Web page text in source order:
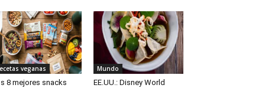
veganas
8 mejores snacks
Mundo
EE.UU.: Disney World